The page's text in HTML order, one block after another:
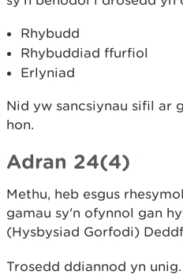
Rhybudd
Rhybuddiad ffurfiol
Erlyniad
Nid yw sancsiynau sifil ar
hon.
Adran 24(4)
Methu, heb esgus
gamau sy'n ofynnol gan
(Hysbysiad Gorfodi)
Trosedd ddiannod yn unig.